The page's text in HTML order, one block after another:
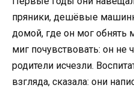
пряники, дешёвые
домой, где он мог обнять
миг почувствовать: он не
родители исчезли.
взгляда, сказала: они